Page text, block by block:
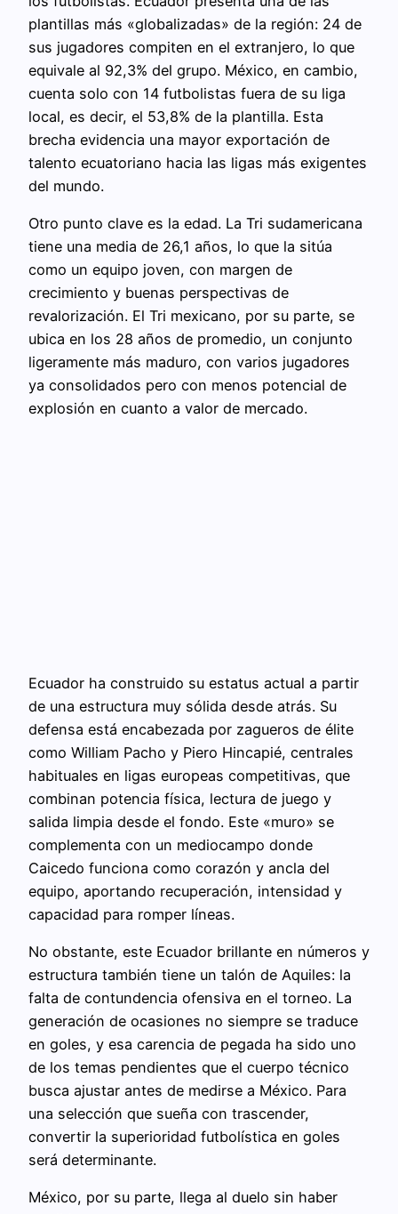
plantillas más «globalizadas» de la región: 24 de
sus jugadores compiten en el extranjero, lo que
equivale al 92,3% del grupo. México, en cambio,
cuenta solo con 14 futbolistas fuera de su liga
local, es decir, el 53,8% de la plantilla. Esta
brecha evidencia una mayor exportación de
talento ecuatoriano hacia las ligas más exigentes
del mundo.
Otro punto clave es la edad. La Tri sudamericana
tiene una media de 26,1 años, lo que la sitúa
como un equipo joven, con margen de
crecimiento y buenas perspectivas de
revalorización. El Tri mexicano, por su parte, se
ubica en los 28 años de promedio, un conjunto
ligeramente más maduro, con varios jugadores
ya consolidados pero con menos potencial de
explosión en cuanto a valor de mercado.
Ecuador ha construido su estatus actual a partir
de una estructura muy sólida desde atrás. Su
defensa está encabezada por zagueros de élite
como William Pacho y Piero Hincapié, centrales
habituales en ligas europeas competitivas, que
combinan potencia física, lectura de juego y
salida limpia desde el fondo. Este «muro» se
complementa con un mediocampo donde
Caicedo funciona como corazón y ancla del
equipo, aportando recuperación, intensidad y
capacidad para romper líneas.
No obstante, este Ecuador brillante en números y
estructura también tiene un talón de Aquiles: la
falta de contundencia ofensiva en el torneo. La
generación de ocasiones no siempre se traduce
en goles, y esa carencia de pegada ha sido uno
de los temas pendientes que el cuerpo técnico
busca ajustar antes de medirse a México. Para
una selección que sueña con trascender,
convertir la superioridad futbolística en goles
será determinante.
México, por su parte, llega al duelo sin haber